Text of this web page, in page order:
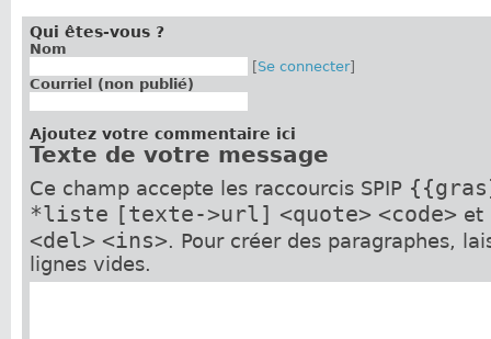
Qui êtes-vous ?
Nom
[Se connecter]
Courriel (non publié)
Ajoutez votre commentaire ici
Texte de votre message
Ce champ accepte les raccourcis SPIP
*liste [texte->url] <quote> <code>et
<del> <ins>. Pour créer des paragraphes,
lignes vides.